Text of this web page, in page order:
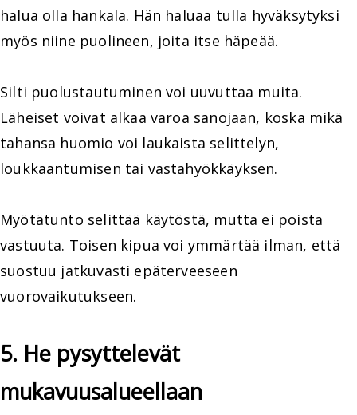
halua olla hankala. Hän haluaa tulla hyväksytyksi
myös niine puolineen, joita itse häpeää.
Silti puolustautuminen voi uuvuttaa muita.
Läheiset voivat alkaa varoa sanojaan, koska mikä
tahansa huomio voi laukaista selittelyn,
loukkaantumisen tai vastahyökkäyksen.
Myötätunto selittää käytöstä, mutta ei poista
vastuuta. Toisen kipua voi ymmärtää ilman, että
suostuu jatkuvasti epäterveeseen
vuorovaikutukseen.
5. He pysyttelevät
mukavuusalueellaan